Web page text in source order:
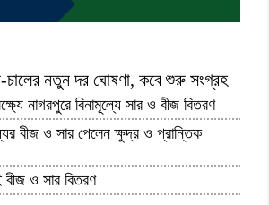
চালের নতুন দর ঘোষণা, কবে শুরু সংগ্রহ
নাগরপুরে বিনামূল্যে সার ও বীজ বিতরণ
বীজ ও সার পেলেন ক্ষুদ্র ও প্রান্তিক
বীজ ও সার বিতরণ